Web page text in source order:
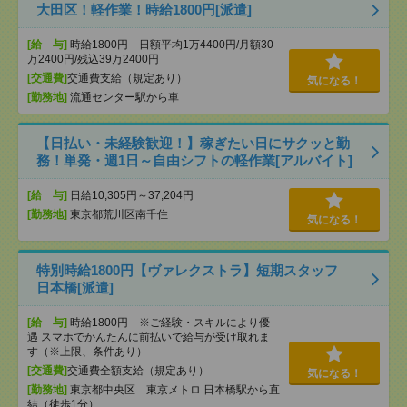
大田区！軽作業！時給1800円[派遣]
[給 与] 時給1800円 日額平均1万4400円/月額30
万2400円/残込39万2400円
[交通費]交通費支給（規定あり）
[勤務地] 流通センター駅から車
気になる！
【日払い・未経験歓迎！】稼ぎたい日にサクッと勤
務！単発・週1日～自由シフトの軽作業[アルバイト]
[給 与] 日給10,305円～37,204円
[勤務地] 東京都荒川区南千住 気になる！
特別時給1800円【ヴァレクストラ】短期スタッフ
日本橋[派遣]
[給 与] 時給1800円 ※ご経験・スキルにより優
遇 スマホでかんたんに前払いで給与が受け取れま
す（※上限、条件あり）
[交通費]交通費全額支給（規定あり）
[勤務地] 東京都中央区 東京メトロ 日本橋駅から直
結（徒歩1分）
気になる！